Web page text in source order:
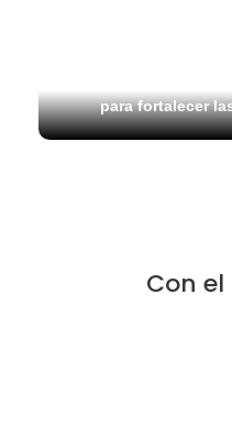
para fortalecer
Con